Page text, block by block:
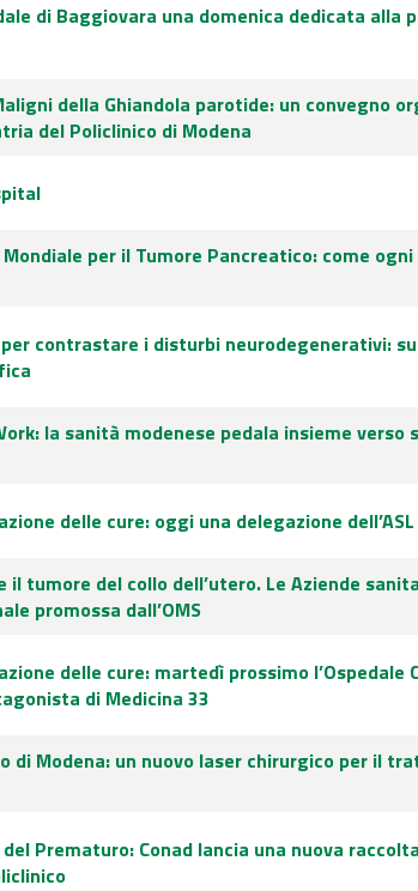
di Baggiovara una domenica dedicata alla
della Ghiandola parotide: un convegno
del Policlinico di Modena
per il Tumore Pancreatico: come
contrastare i disturbi neurodegenerativi:
la sanità modenese pedala insieme
delle cure: oggi una delegazione
il tumore del collo dell’utero. Le Aziende
promossa dall’OMS
delle cure: martedì prossimo l’Ospedale
di Medicina 33
di Modena: un nuovo laser chirurgico per il
Prematuro: Conad lancia una nuova